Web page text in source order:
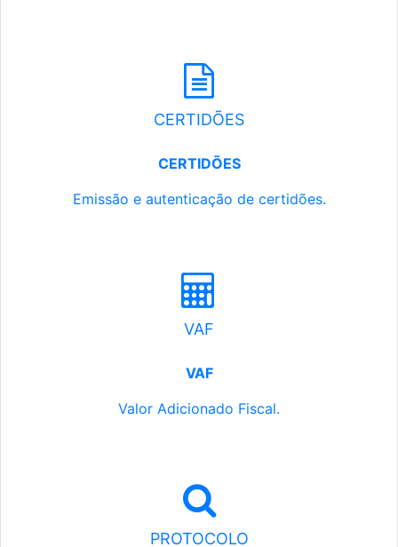
CERTIDÕES
CERTIDÕES
Emissão e autenticação de certidões.
VAF
VAF
Valor Adicionado Fiscal.
PROTOCOLO